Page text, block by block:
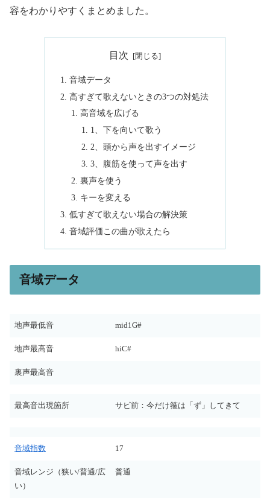
容をわかりやすくまとめました。
目次
音域データ
高すぎて歌えないときの3つの対処法
高音域を広げる
1、下を向いて歌う
2、頭から声を出すイメージ
3、腹筋を使って声を出す
裏声を使う
キーを変える
低すぎて歌えない場合の解決策
音域評価この曲が歌えたら
音域データ
地声最低音 mid1G#
地声最高音 hiC#
裏声最高音
最高音出現箇所 サビ前：今だけ箍は「ず」してきて
音域指数 17
音域レンジ（狭い/普通/広
い）
普通